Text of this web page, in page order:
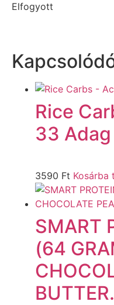
Elfogyott
Rice
33
3590 Ft Kosárba
SMART
(64
BUTTER.